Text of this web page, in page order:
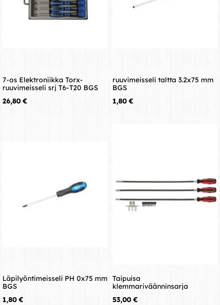
7-os Elektroniikka Torx-
ruuvimeisseli srj T6-T20 BGS
Hinta
26,80 €
ruuvimeisseli taltta 3.2x75 mm
BGS
Hinta
1,80 €
Läpilyöntimeisseli PH 0x75 mm
BGS
Hinta
1,80 €
Taipuisa
klemmariväänninsarja
Hinta
53,00 €